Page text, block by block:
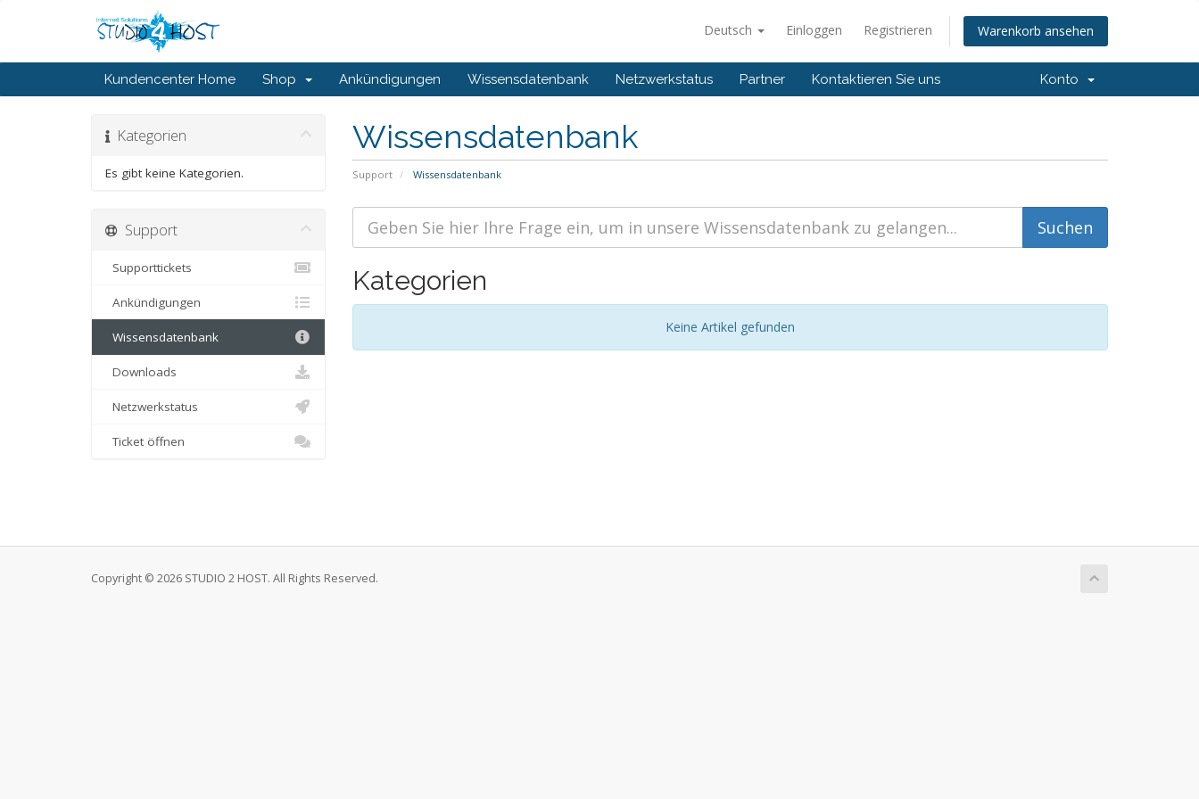
Deutsch Einloggen Registrieren Warenkorb ansehen
Kundencenter Home Shop Ankündigungen Wissensdatenbank Netzwerkstatus Partner Kontaktieren Sie uns Konto
Wissensdatenbank
Support Wissensdatenbank
Kategorien
Es gibt keine Kategorien.
Kategorien
Keine Artikel gefunden
Support
Supporttickets
Ankündigungen
Wissensdatenbank
Downloads
Netzwerkstatus
Ticket öffnen
Copyright © 2026 STUDIO 2 HOST. All Rights Reserved.